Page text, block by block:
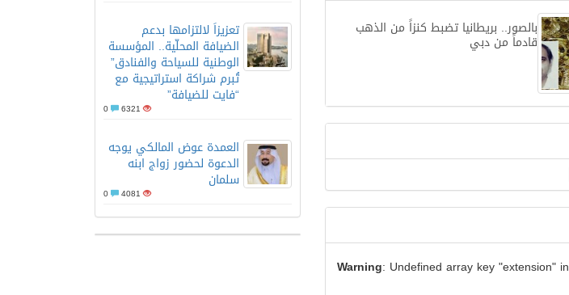
تعزيزاً لالتزامها بدعم
الضيافة المحلّية.. المؤسسة
الوطنية للسياحة والفنادق”
تُبرم شراكة استراتيجية مع
“فايت للضيافة”
6321
العمدة عوض المالكي يوجه
الدعوة لحضور زواج ابنه
سلمان
4081
بالصور.. بريطانيا تضبط كنزاً من الذهب
قادماً من دبي
Warning: Undefined array key "extension" in